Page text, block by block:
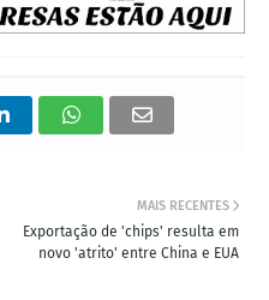
MAIS RECENTES
Exportação de 'chips' resulta em
novo 'atrito' entre China e EUA